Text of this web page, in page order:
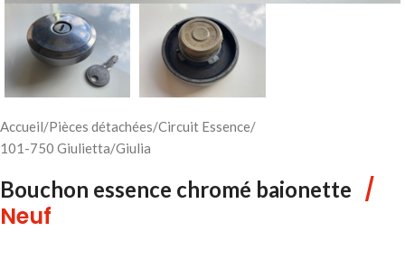
Accueil/Pièces détachées/Circuit Essence/
101-750 Giulietta/Giulia
Bouchon essence chromé baionette /
Neuf